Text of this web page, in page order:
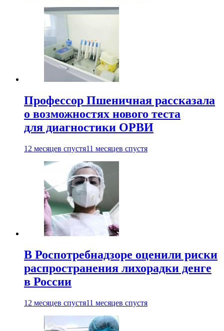
Профессор Пшеничная рассказала
о возможностях нового теста
для диагностики ОРВИ
12 месяцев спустя11 месяцев спустя
В Роспотребнадзоре оценили риски
распространения лихорадки денге
в России
12 месяцев спустя11 месяцев спустя